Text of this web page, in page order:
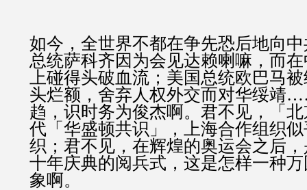
如今，全世界不都在争先恐后地向
总统萨科齐因为会见达赖喇嘛，而
上碰得头破血流；美国总统欧巴马
头烂额，舍弃人权外交而对华绥靖
趋，识时务为俊杰啊。君不见，「
代「华盛顿共识」，上海合作组织
织；君不见，在辉煌的奥运会之后
十年庆典的阅兵式，这是怎样一种
象啊。